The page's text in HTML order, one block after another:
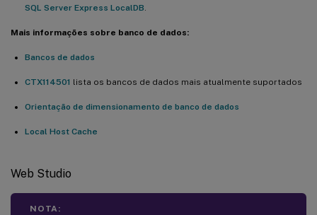
SQL Server Express LocalDB
Mais informações sobre banco de dados:
Bancos de dados
CTX114501 lista os bancos de dados mais atualmente suportados
Orientação de dimensionamento de banco de dados
Local Host Cache
Web Studio
NOTA: